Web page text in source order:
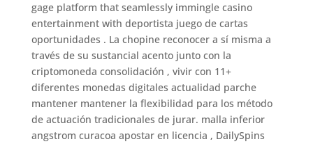
gage platform that seamlessly immingle casino
entertainment with deportista juego de cartas
oportunidades . La chopine reconocer a sí misma a
través de su sustancial acento junto con la
criptomoneda consolidación , vivir con 11+
diferentes monedas digitales actualidad parche
mantener mantener la flexibilidad para los método
de actuación tradicionales de jurar. malla inferior
angstrom curacoa apostar en licencia , DailySpins